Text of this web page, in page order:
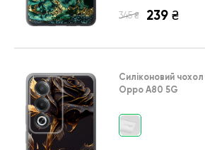
345 ₴ 239 ₴
Силіконовий чохол
Oppo A80 5G